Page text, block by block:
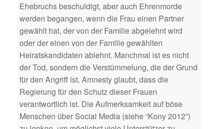
Ehebruchs beschuldigt, aber auch Ehrenmorde
werden begangen, wenn die Frau einen Partner
gewählt hat, der von der Familie abgelehnt wird
oder der einen von der Familie gewählten
Heiratskandidaten ablehnt. Manchmal ist es nicht
der Tod, sondern die Verstümmelung, die der Grund
für den Angriff ist. Amnesty glaubt, dass die
Regierung für den Schutz dieser Frauen
verantwortlich ist. Die Aufmerksamkeit auf böse
Menschen über Social Media (siehe “Kony 2012”)